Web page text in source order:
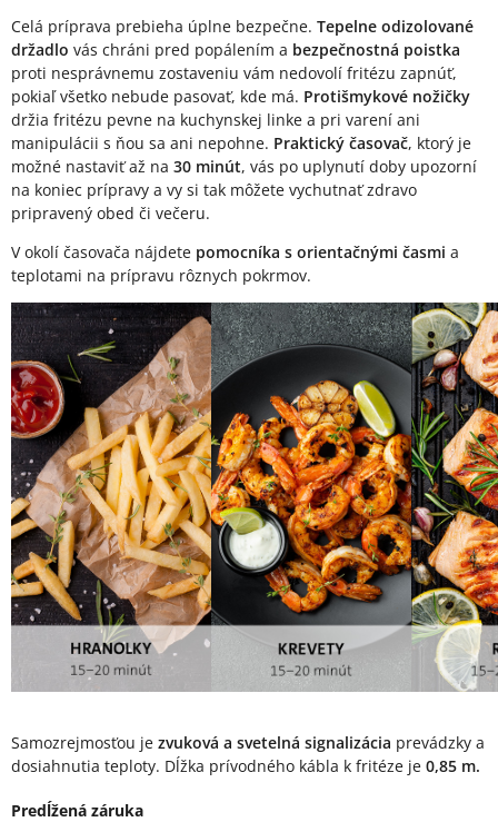
Celá príprava prebieha úplne bezpečne. Tepelne odizolované
držadlo vás chráni pred popálením a bezpečnostná poistka
proti nesprávnemu zostaveniu vám nedovolí fritézu zapnúť,
pokiaľ všetko nebude pasovať, kde má. Protišmykové nožičky
držia fritézu pevne na kuchynskej linke a pri varení ani
manipulácii s ňou sa ani nepohne. Praktický časovač, ktorý je
možné nastaviť až na 30 minút, vás po uplynutí doby upozorní
na koniec prípravy a vy si tak môžete vychutnať zdravo
pripravený obed či večeru.
V okolí časovača nájdete pomocníka s orientačnými časmi a
teplotami na prípravu rôznych pokrmov.
Samozrejmosťou je zvuková a svetelná signalizácia prevádzky a
dosiahnutia teploty. Dĺžka prívodného kábla k fritéze je 0,85 m.
Predĺžená záruka